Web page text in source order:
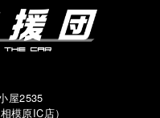
屋2535
模原IC店）